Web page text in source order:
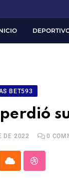
BET593
DE 2022 0